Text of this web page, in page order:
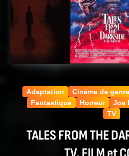
Adaptation Cinéma de genre
Fantastique
Horreur Joe
TV
TALES FROM THE